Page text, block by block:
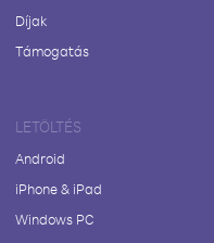
Díjak
Támogatás
LETÖLTÉS
Android
iPhone & iPad
Windows PC